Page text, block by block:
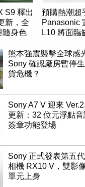
S9 釋出
新，全
隨身色
預購熱潮超
Panasonic
L10 將面臨
貨時間
熊本強震襲擊全球感
Sony 確認廠房暫停
貨危機？
Sony A7 V 迎來
更新：32 位元浮點
簽章功能登場
Sony 正式發表第五
相機 RX10 V，雙影
單元上身